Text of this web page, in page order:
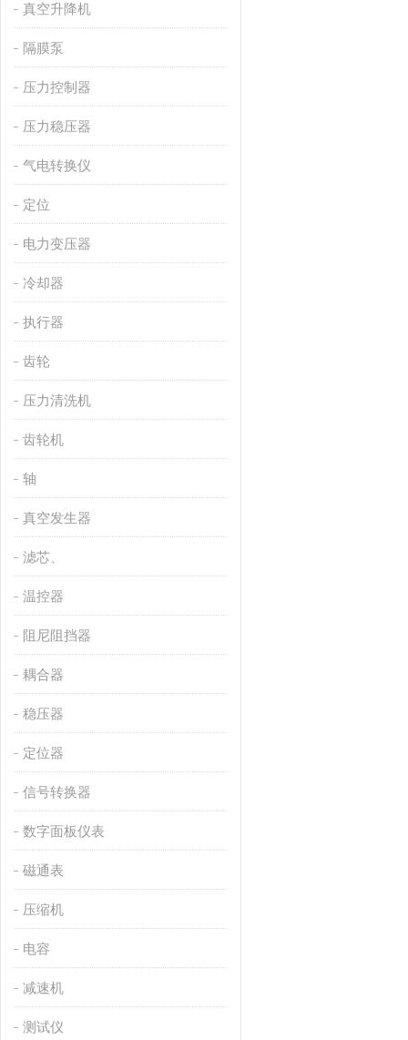
真空升降机
隔膜泵
压力控制器
压力稳压器
气电转换仪
定位
电力变压器
冷却器
执行器
齿轮
压力清洗机
齿轮机
轴
真空发生器
滤芯、
温控器
阻尼阻挡器
耦合器
稳压器
定位器
信号转换器
数字面板仪表
磁通表
压缩机
电容
减速机
测试仪